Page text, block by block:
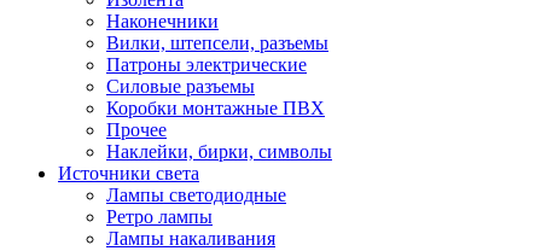
Наконечники
Вилки, штепсели, разъемы
Патроны электрические
Силовые разъемы
Коробки монтажные ПВХ
Прочее
Наклейки, бирки, символы
Источники света
Лампы светодиодные
Ретро лампы
Лампы накаливания